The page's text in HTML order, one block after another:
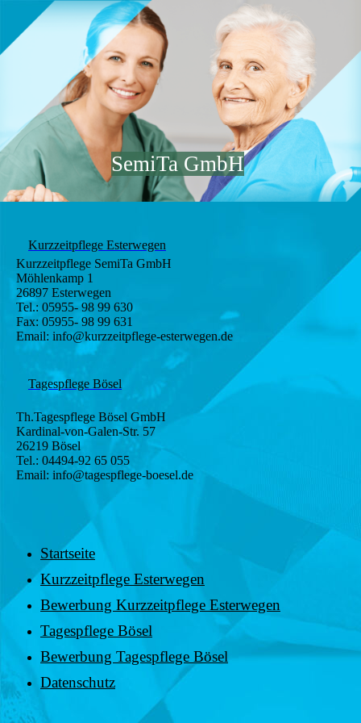
SemiTa GmbH
Kurzzeitpflege Esterwegen
Kurzzeitpflege SemiTa GmbH
Möhlenkamp 1
26897 Esterwegen
Tel.: 05955- 98 99 630
Fax: 05955- 98 99 631
Email: info@kurzzeitpflege-esterwegen.de
Tagespflege Bösel
Th.Tagespflege Bösel GmbH
Kardinal-von-Galen-Str. 57
26219 Bösel
Tel.: 04494-92 65 055
Email: info@tagespflege-boesel.de
Startseite
Kurzzeitpflege Esterwegen
Bewerbung Kurzzeitpflege Esterwegen
Tagespflege Bösel
Bewerbung Tagespflege Bösel
Datenschutz